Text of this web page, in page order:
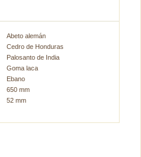
Abeto alemán
Cedro de Honduras
Palosanto de India
Goma laca
Ebano
650 mm
52 mm